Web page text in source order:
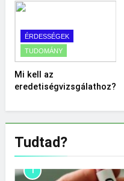
ÉRDESSÉGEK
TUDOMÁNY
Mi kell az
eredetiségvizsgálathoz?
Tudtad?
1